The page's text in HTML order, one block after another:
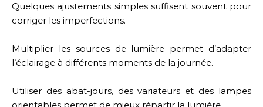
Quelques ajustements simples suffisent souvent pour
corriger les imperfections.
Multiplier les sources de lumière permet d’adapter
l’éclairage à différents moments de la journée.
Utiliser des abat-jours, des variateurs et des lampes